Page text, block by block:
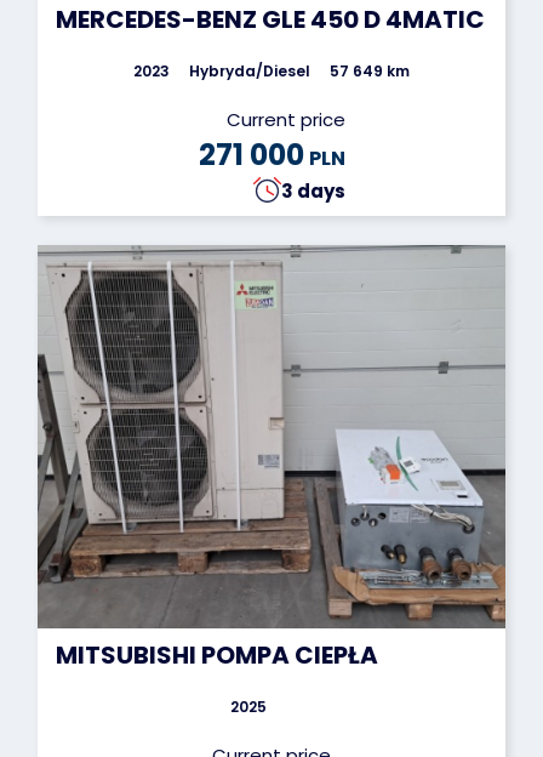
MERCEDES-BENZ GLE 450 D 4MATIC SUV
2023 Hybryda/Diesel 57 649 km
Current price
271 000 PLN
3 days
MITSUBISHI POMPA CIEPŁA
2025